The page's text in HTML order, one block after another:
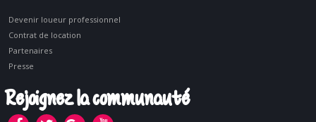
Devenir loueur professionnel
Contrat de location
Partenaires
Presse
Rejoignez la communauté